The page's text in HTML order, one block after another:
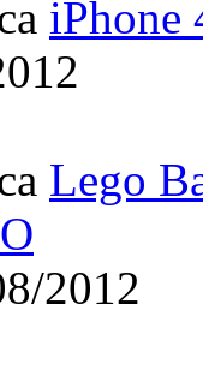
iPhone
Lego
2012